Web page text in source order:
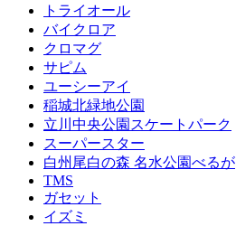
トライオール
バイクロア
クロマグ
サピム
ユーシーアイ
稲城北緑地公園
立川中央公園スケートパーク
スーパースター
白州尾白の森 名水公園べるが
TMS
ガセット
イズミ